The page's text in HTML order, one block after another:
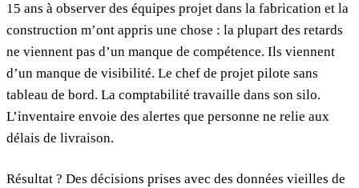
15 ans à observer des équipes projet dans la fabrication et la
construction m’ont appris une chose : la plupart des retards
ne viennent pas d’un manque de compétence. Ils viennent
d’un manque de visibilité. Le chef de projet pilote sans
tableau de bord. La comptabilité travaille dans son silo.
L’inventaire envoie des alertes que personne ne relie aux
délais de livraison.
Résultat ? Des décisions prises avec des données vieilles de